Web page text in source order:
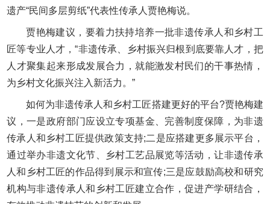
遗产“民间多层剪纸”代表性传承人贾艳梅说。
贾艳梅建议，要着力扶持培养一批非遗传承人和乡村工
匠等专业人才，“非遗传承、乡村振兴归根到底要靠人才，把
人才聚集起来形成发展合力，就能激发村民们的干事热情，
为乡村文化振兴注入新活力。”
如何为非遗传承人和乡村工匠搭建更好的平台?贾艳梅建
议，一是政府部门应设立专项基金、完善制度保障，为非遗
传承人和乡村工匠提供政策支持;二是应搭建更多展示平台，
通过举办非遗文化节、乡村工艺品展览等活动，让非遗传承
人和乡村工匠的作品得到展示和宣传;三是应鼓励高校和研究
机构与非遗传承人和乡村工匠建立合作，促进产学研结合，